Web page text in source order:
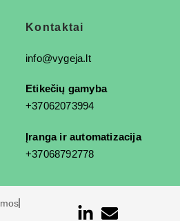
Kontaktai
info@vygeja.lt
Etikečių gamyba
+37062073994
Įranga ir automatizacija
+37068792778